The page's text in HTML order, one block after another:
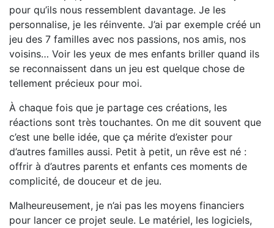
pour qu’ils nous ressemblent davantage. Je les
personnalise, je les réinvente. J’ai par exemple créé un
jeu des 7 familles avec nos passions, nos amis, nos
voisins… Voir les yeux de mes enfants briller quand ils
se reconnaissent dans un jeu est quelque chose de
tellement précieux pour moi.
À chaque fois que je partage ces créations, les
réactions sont très touchantes. On me dit souvent que
c’est une belle idée, que ça mérite d’exister pour
d’autres familles aussi. Petit à petit, un rêve est né :
offrir à d’autres parents et enfants ces moments de
complicité, de douceur et de jeu.
Malheureusement, je n’ai pas les moyens financiers
pour lancer ce projet seule. Le matériel, les logiciels,